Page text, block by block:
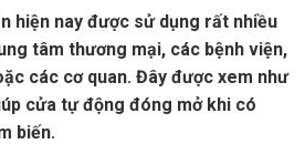
hiện nay được sử dụng rất nhiều
tâm thương mại, các bệnh viện,
các cơ quan. Đây được xem như
cửa tự động đóng mở khi có
biến.